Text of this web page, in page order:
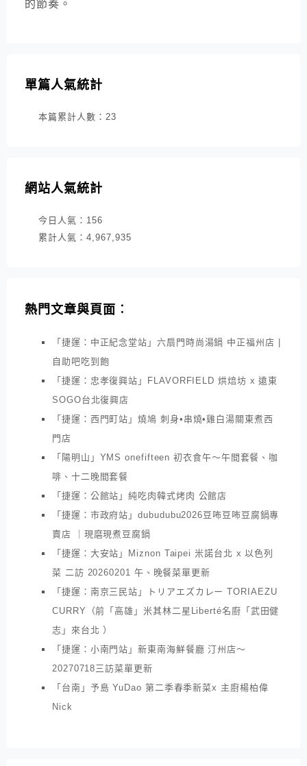
的節奏。
單篇人氣統計
本篇累計人數： 23
網站人氣統計
今日人氣： 156
累計人氣： 4,967,935
熱門文章與頁面︰
「捷運：中正紀念堂站」六扇門時尚湯鍋 中正福州店 |
自助吧吃到飽
「捷運：忠孝復興站」FLAVORFIELD 烘焙坊 x 遠東
SOGO台北復興店
「捷運：西門町站」燒鳩 刺身•串燒•雞白湯關東煮西
門店
「陽明山」YMS onefifteen 初衣食午～午間套餐、咖
啡、十二晚間套餐
「捷運：公館站」純吃肉韓式烤肉 公館店
「捷運：市政府站」dubudubu2026豆咘豆咘豆腐鍋專
賣店 ｜現磨現煮豆腐鍋
「捷運：大安站」Miznon Taipei 米諾台北 x 以色列
菜 二訪 20260201 午、晚餐菜單更新
「捷運：南京三民站」トリアエズカレー TORIAEZU
CURRY（前「高雄」米其林二星Liberté名廚「武田健
志」來台北 ）
「捷運：小南門站」新東南海鮮餐廳 汀州店～
20270718三訪菜單更新
「台南」予島 YuDao 第二季春季新菜x 主廚楊柏偉
Nick